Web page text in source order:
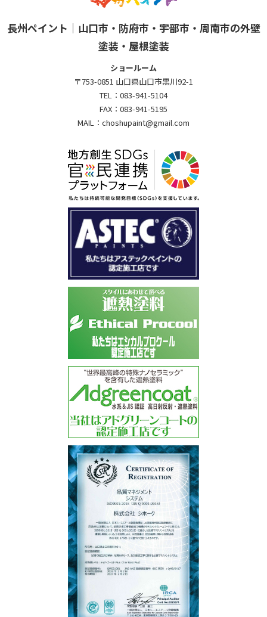
長州ペイント｜山口市・防府市・宇部市・周南市の外壁
塗装・屋根塗装
ショールーム
〒753-0851 山口県山口市黒川92-1
TEL： 083-941-5104
FAX： 083-941-5195
MAIL： choshupaint@gmail.com